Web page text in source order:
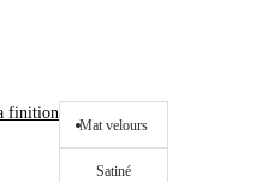
finition
Mat velours
Satiné